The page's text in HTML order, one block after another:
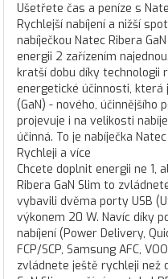
Ušetřete čas a peníze s
Rychlejší nabíjení a nižší
nabíječkou Natec Ribera
energii 2 zařízením
kratší dobu díky technologii
energetické účinnosti,
(GaN) - nového, účinnějšího
projevuje i na velikosti
účinná. To je nabíječka
Rychleji a více
Chcete doplnit energii ne 1,
Ribera GaN Slim to
vybavili dvěma porty USB
výkonem 20 W. Navíc díky
nabíjení (Power Delivery,
FCP/SCP, Samsung AFC,
zvládnete ještě rychleji než